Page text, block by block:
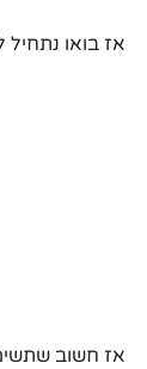
אז בואו
אז חשוב